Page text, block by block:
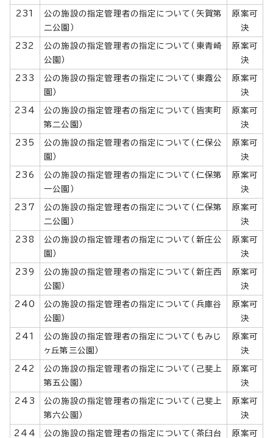
231
公の施設の指定管理者の指定について（矢賀第
二公園）
原案可
決
232
公の施設の指定管理者の指定について（東青崎
公園）
原案可
決
233
公の施設の指定管理者の指定について（東霞公
園）
原案可
決
234
公の施設の指定管理者の指定について（皆実町
第二公園）
原案可
決
235
公の施設の指定管理者の指定について（仁保公
園）
原案可
決
236
公の施設の指定管理者の指定について（仁保第
一公園）
原案可
決
237
公の施設の指定管理者の指定について（仁保第
二公園）
原案可
決
238
公の施設の指定管理者の指定について（新庄公
園）
原案可
決
239
公の施設の指定管理者の指定について（新庄西
公園）
原案可
決
240
公の施設の指定管理者の指定について（兵庫谷
公園）
原案可
決
241
公の施設の指定管理者の指定について（もみじ
ヶ丘第三公園）
原案可
決
242
公の施設の指定管理者の指定について（己斐上
第五公園）
原案可
決
243
公の施設の指定管理者の指定について（己斐上
第六公園）
原案可
決
244
公の施設の指定管理者の指定について（茶臼台
原案可